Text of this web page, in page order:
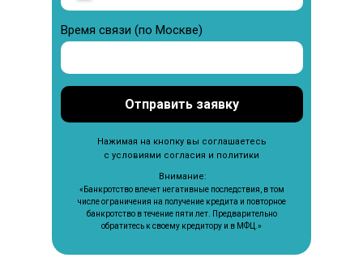
Время связи (по Москве)
Отправить заявку
Нажимая на кнопку вы соглашаетесь
с условиями согласия и политики
Внимание:
«Банкротство влечет негативные последствия, в том
числе ограничения на получение кредита и повторное
банкротство в течение пяти лет. Предварительно
обратитесь к своему кредитору и в МФЦ.»